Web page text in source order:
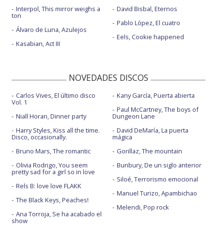
Interpol, This mirror weighs a
ton
Álvaro de Luna, Azulejos
Kasabian, Act III
David Bisbal, Eternos
Pablo López, El cuatro
Eels, Cookie happened
NOVEDADES DISCOS
Carlos Vives, El último disco
Vol. 1
Niall Horan, Dinner party
Harry Styles, Kiss all the time.
Disco, occasionally.
Bruno Mars, The romantic
Olivia Rodrigo, You seem
pretty sad for a girl so in love
Rels B: love love FLAKK
The Black Keys, Peaches!
Ana Torroja, Se ha acabado el
show
Kany García, Puerta abierta
Paul McCartney, The boys of
Dungeon Lane
David DeMaría, La puerta
mágica
Gorillaz, The mountain
Bunbury, De un siglo anterior
Siloé, Terrorismo emocional
Manuel Turizo, Apambichao
Melendi, Pop rock